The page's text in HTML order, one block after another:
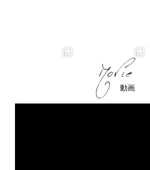
動画